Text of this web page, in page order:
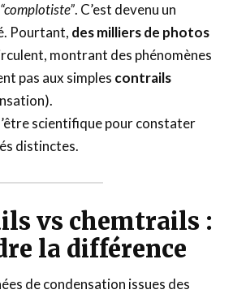
“complotiste”. C’est devenu un
Pourtant, des milliers de photos
montrant des phénomènes
pas aux simples contrails
scientifique pour constater
distinctes.
vs chemtrails :
la différence
de condensation issues des